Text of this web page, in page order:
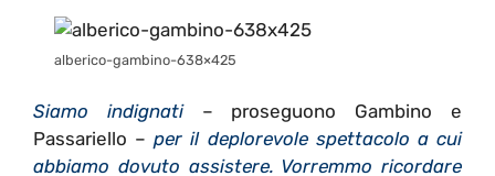
alberico-gambino-638×425
Siamo indignati– proseguono Gambino e
Passariello –per il deplorevole spettacolo a cui
abbiamo dovuto assistere. Vorremmo ricordare